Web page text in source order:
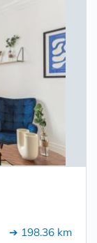
➔ 198.36 km